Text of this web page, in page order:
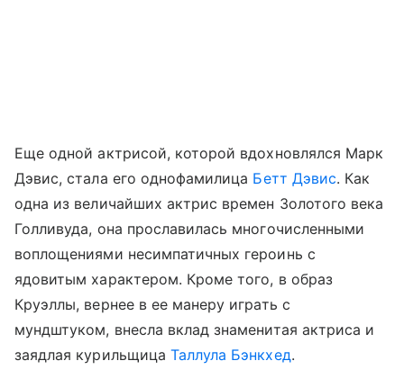
Еще одной актрисой, которой вдохновлялся Марк
Дэвис, стала его однофамилица Бетт Дэвис. Как
одна из величайших актрис времен Золотого века
Голливуда, она прославилась многочисленными
воплощениями несимпатичных героинь с
ядовитым характером. Кроме того, в образ
Круэллы, вернее в ее манеру играть с
мундштуком, внесла вклад знаменитая актриса и
заядлая курильщица Таллула Бэнкхед.